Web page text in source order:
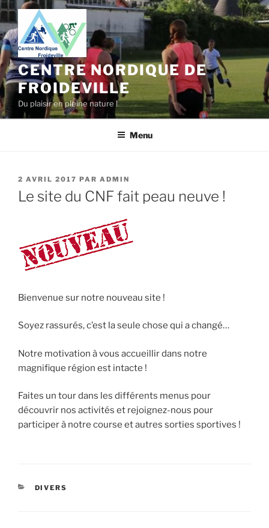
Aller
au
contenu
principal
CENTRE NORDIQUE DE
FROIDEVILLE
Du plaisir en pleine nature !
Menu
PUBLIÉ
LE
2 AVRIL 2017 PAR ADMIN
Le site du CNF fait peau neuve !
Bienvenue sur notre nouveau site !
Soyez rassurés, c’est la seule chose qui a changé…
Notre motivation à vous accueillir dans notre
magnifique région est intacte !
Faites un tour dans les différents menus pour
découvrir nos activités et rejoignez-nous pour
participer à notre course et autres sorties sportives !
CATÉGORIES
DIVERS